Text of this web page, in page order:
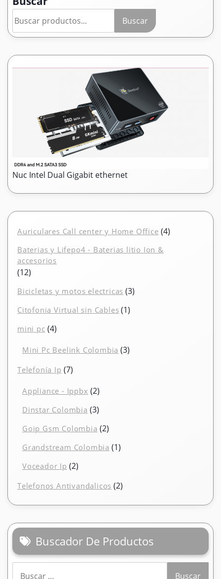
Buscar
Nuc Intel Dual Gigabit ethernet
Auriculares Call center y Home Office 44
Baterias y Lifepo4 - Baterias litio Ion &
accesorios
1212
Bicicletas y motos electricas 33
Citofonia Virtual sin Cables 11
mini pc 44
Mini Pc Beelink Colombia 33
Telefonía Ip 77
Appliance - Ippbx 22
Dinstar Colombia 33
Goip Gsm Colombia 22
Grandstream Colombia 11
Voceador Ip 22
Telefonos Antivandalicos 22
Buscador De Productos